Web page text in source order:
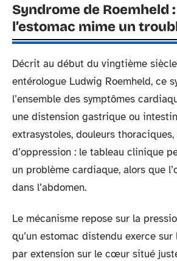
Syndrome de Roemheld
l’estomac mime un
Décrit au début du vingtième
entérologue Ludwig Roemheld, ce
l’ensemble des symptômes
une distension gastrique ou
extrasystoles, douleurs
d’oppression : le tableau clinique
un problème cardiaque, alors que
dans l’abdomen.
Le mécanisme repose sur la
qu’un estomac distendu exerce
par extension sur le cœur situé